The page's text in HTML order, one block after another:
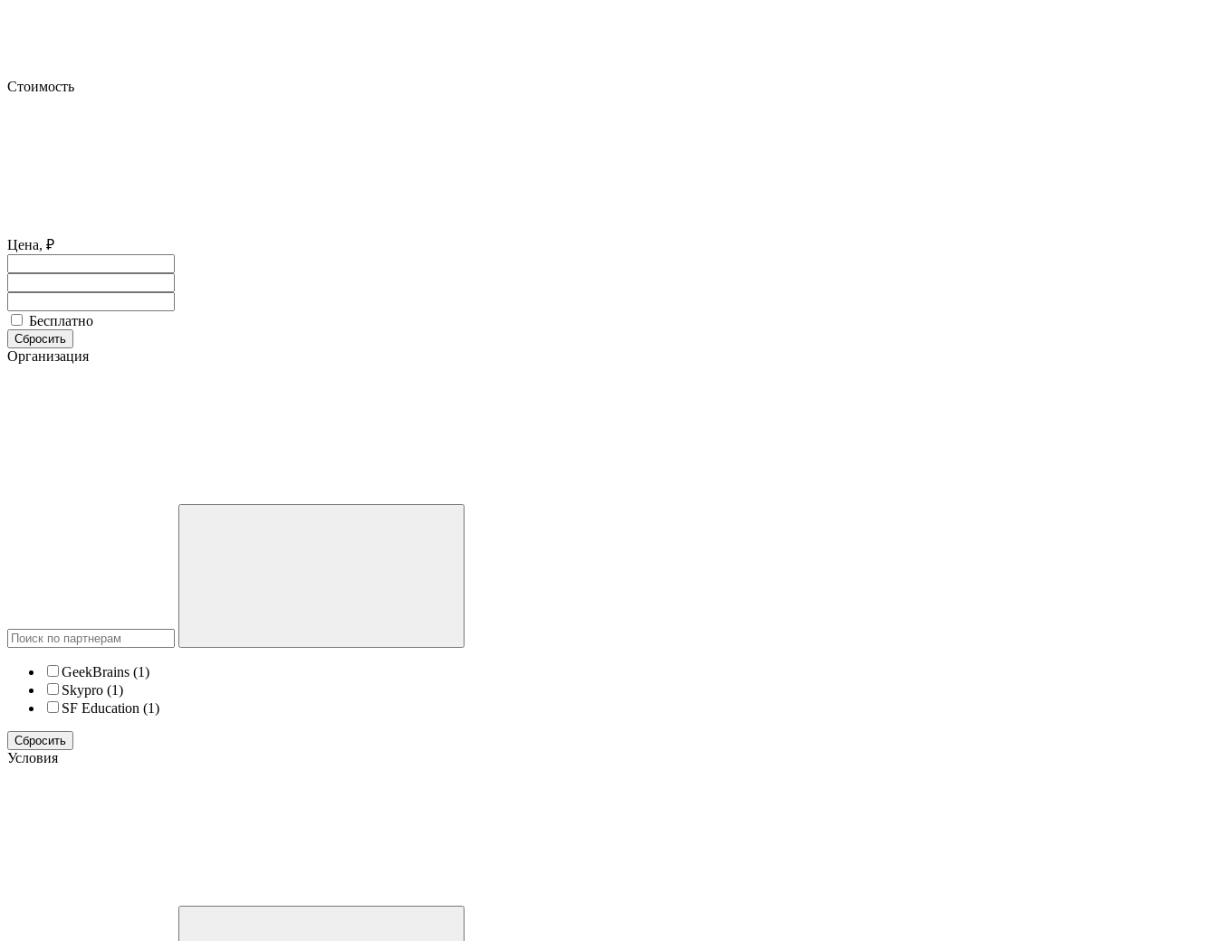
Стоимость
Цена, ₽
Бесплатно
Сбросить
Организация
GeekBrains (1)
Skypro (1)
SF Education (1)
Сбросить
Условия